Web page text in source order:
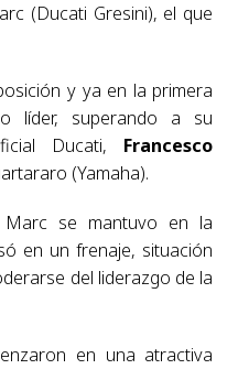
(Ducati Gresini), el que
y ya en la primera
líder, superando a su
Ducati, Francesco
(Yamaha).
se mantuvo en la
en un frenaje, situación
del liderazgo de la
en una atractiva